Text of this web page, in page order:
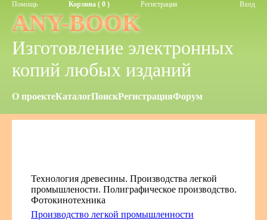
Помощь Корзина ( 0 ) Регистрация Вход
ANY-BOOK
Изготовление электронных
копий любых изданий
О проектеКаталогПоискРегистрацияФорум
Технология древесины. Производства легкой
промышлености. Полиграфическое производство.
Фотокинотехника
Производство легкой промышленности